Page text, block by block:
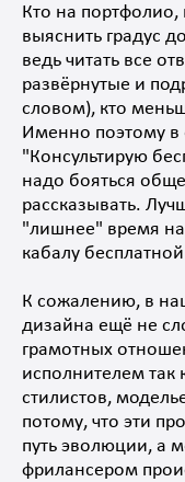
Кто на портфолио,
выяснить градус
ведь читать все
развёрнутые и
словом), кто
Именно поэтому в
"Консультирую
надо бояться
рассказывать.
"лишнее" время на
кабалу
К сожалению, в
дизайна ещё не
грамотных
исполнителем так
стилистов,
потому, что эти
путь эволюции, а
фрилансером